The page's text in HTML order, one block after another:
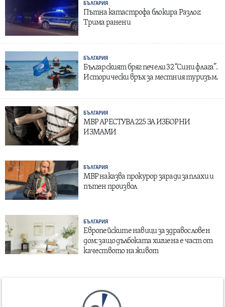
БЪЛГАРИЯ
Пътна катастрофа блокира Разлог:
Трима ранени
БЪЛГАРИЯ
Българският бряг печели 32 “Сини флага”.
Исторически връх за местния туризъм.
БЪЛГАРИЯ
МВР АРЕСТУВА 225 ЗА ИЗБОРНИ
ИЗМАМИ
БЪЛГАРИЯ
МВР наказва прокурор заради заплахи и
пътен произвол
БЪЛГАРИЯ
Европейските навици за здравословен
дом: защо дълбоката хигиена е част от
качеството на живот